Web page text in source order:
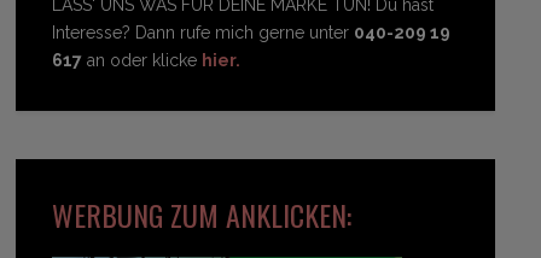
LASS' UNS WAS FÜR DEINE MARKE TUN! Du hast
Interesse? Dann rufe mich gerne unter 040-209 19
617 an oder klicke hier.
WERBUNG ZUM ANKLICKEN: